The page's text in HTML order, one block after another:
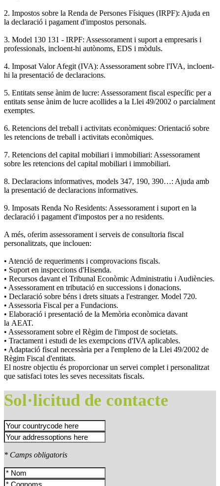
2. Impostos sobre la Renda de Persones Físiques (IRPF): Ajuda en
la declaració i pagament d'impostos personals.
3. Model 130 131 - IRPF: Assessorament i suport a empresaris i
professionals, incloent-hi autònoms, EDS i mòduls.
4. Imposat Valor Afegit (IVA): Assessorament sobre l'IVA, incloent-
hi la presentació de declaracions.
5. Entitats sense ànim de lucre: Assessorament fiscal específic per a
entitats sense ànim de lucre acollides a la Llei 49/2002 o parcialment
exemptes.
6. Retencions del treball i activitats econòmiques: Orientació sobre
les retencions de treball i activitats econòmiques.
7. Retencions del capital mobiliari i immobiliari: Assessorament
sobre les retencions del capital mobiliari i immobiliari.
8. Declaracions informatives, models 347, 190, 390…: Ajuda amb
la presentació de declaracions informatives.
9. Imposats Renda No Residents: Assessorament i suport en la
declaració i pagament d'impostos per a no residents.
A més, oferim assessorament i serveis de consultoria fiscal
personalitzats, que inclouen:
• Atenció de requeriments i comprovacions fiscals.
• Suport en inspeccions d'Hisenda.
• Recursos davant el Tribunal Econòmic Administratiu i Audiències.
• Assessorament en tributació en successions i donacions.
• Declaració sobre béns i drets situats a l'estranger. Model 720.
• Assessoria Fiscal per a Fundacions.
• Elaboració i presentació de la Memòria econòmica davant
la AEAT.
• Assessorament sobre el Règim de l'impost de societats.
• Tractament i estudi de les exempcions d'IVA aplicables.
• Adaptació fiscal necessària per a l'empleno de la Llei 49/2002 de
Règim Fiscal d'entitats.
El nostre objectiu és proporcionar un servei complet i personalitzat
que satisfaci totes les seves necessitats fiscals.
Sol·licitud de contacte
* Camps obligatoris